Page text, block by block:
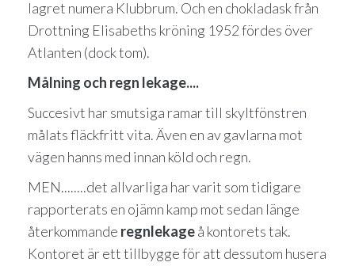
lagret numera Klubbrum. Och en chokladask från
Drottning Elisabeths kröning 1952 fördes över
Atlanten (dock tom).
Målning och regn lekage....
Succesivt har smutsiga ramar till skyltfönstren
målats fläckfritt vita. Även en av gavlarna mot
vägen hanns med innan köld och regn.
MEN........det allvarliga har varit som tidigare
rapporterats en ojämn kamp mot sedan länge
återkommande regnlekageå kontorets tak.
Kontoret är ett tillbygge för att dessutom husera